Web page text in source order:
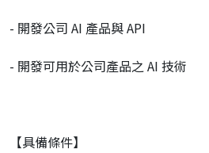
- 開發公司 AI 產品與 API
- 開發可用於公司產品之 AI 技術
【具備條件】